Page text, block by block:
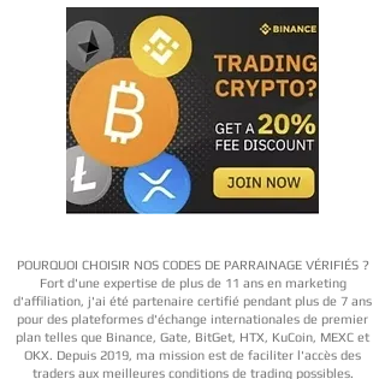
POURQUOI CHOISIR NOS CODES DE PARRAINAGE VÉRIFIÉS ?
Fort d'une expertise de plus de 11 ans en marketing
d'affiliation, j'ai été partenaire certifié pendant plus de 7 ans
pour des plateformes d'échange internationales de premier
plan telles que Binance, Gate, BitGet, HTX, KuCoin, MEXC et
OKX. Depuis 2019, ma mission est de faciliter l'accès des
traders aux meilleures conditions de trading possibles.